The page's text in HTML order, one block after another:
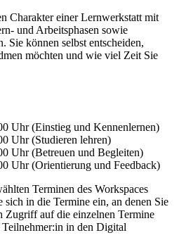
Charakter einer Lernwerkstatt mit
und Arbeitsphasen sowie
Sie können selbst entscheiden,
möchten und wie viel Zeit Sie
Uhr (Einstieg und Kennenlernen)
Uhr (Studieren lehren)
Uhr (Betreuen und Begleiten)
Uhr (Orientierung und Feedback)
Terminen des Workspaces
sich in die Termine ein, an denen Sie
Zugriff auf die einzelnen Termine
in den Digital